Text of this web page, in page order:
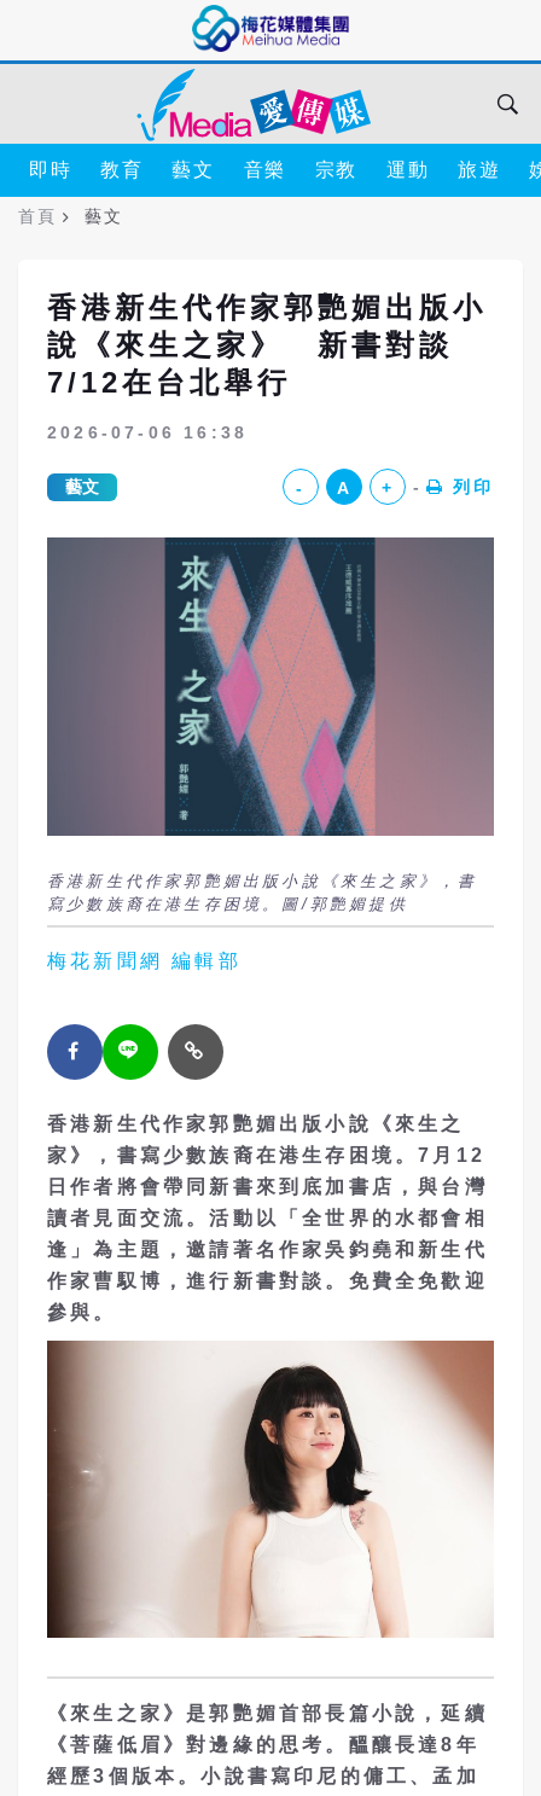
即時 教育 藝文 音樂 宗教 運動 旅遊
首頁 藝文
香港新生代作家郭艷媚出版小
說《來生之家》 新書對談
7/12在台北舉行
2026-07-06 16:38
藝文 - A + 列印
香港新生代作家郭艷媚出版小說《來生之家》，書
寫少數族裔在港生存困境。圖/郭艷媚提供
梅花新聞網 編輯部
香港新生代作家郭艷媚出版小說《來生之
家》，書寫少數族裔在港生存困境。7月12
日作者將會帶同新書來到底加書店，與台灣
讀者見面交流。活動以「全世界的水都會相
逢」為主題，邀請著名作家吳鈞堯和新生代
作家曹馭博，進行新書對談。免費全免歡迎
參與。
《來生之家》是郭艷媚首部長篇小說，延續
《菩薩低眉》對邊緣的思考。醞釀長達8年
經歷3個版本。小說書寫印尼的傭工、孟加